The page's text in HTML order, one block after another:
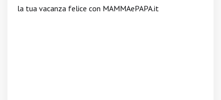
la tua vacanza felice con MAMMAePAPA.it